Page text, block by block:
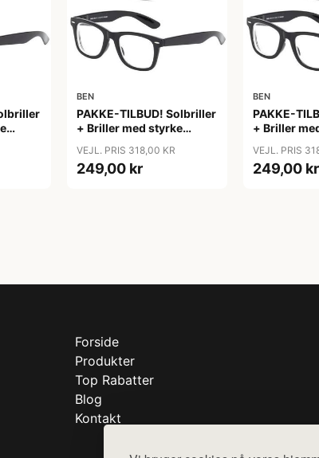
BEN
PAKKE-TILBUD! Solbriller
+ Briller med styrke
(nærsynethed/myopia)
VEJL. PRIS 318,00 KR
249,00 kr
BEN
PAKKE-
+ Briller
VEJL. PRIS
249,00 kr
Forside
Produkter
Top Rabatter
Blog
Kontakt